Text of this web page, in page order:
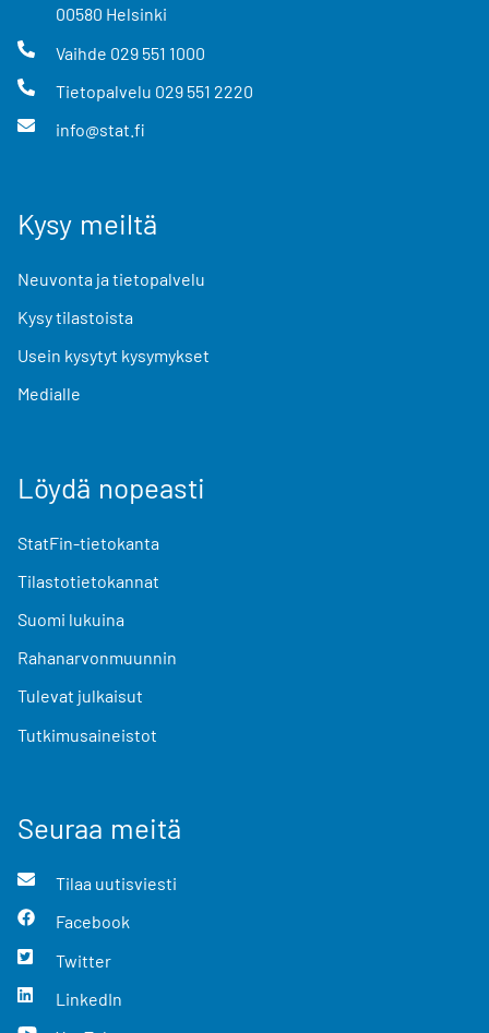
00580 Helsinki
Vaihde 029 551 1000
Tietopalvelu 029 551 2220
info@stat.fi
Kysy meiltä
Neuvonta ja tietopalvelu
Kysy tilastoista
Usein kysytyt kysymykset
Medialle
Löydä nopeasti
StatFin-tietokanta
Tilastotietokannat
Suomi lukuina
Rahanarvonmuunnin
Tulevat julkaisut
Tutkimusaineistot
Seuraa meitä
Tilaa uutisviesti
Facebook
Twitter
LinkedIn